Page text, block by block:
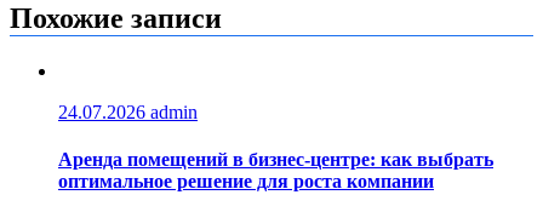
Похожие записи
24.07.2026 admin
Аренда помещений в бизнес‑центре: как выбрать
оптимальное решение для роста компании